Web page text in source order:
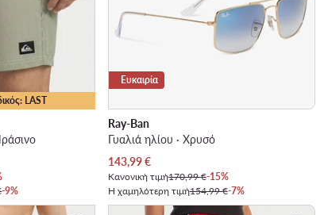
LAST
-9%
Ευκαιρία
Ray-Ban
Γυαλιά ηλίου · Χρυσό
Τρέχουσα τιμή
143,99€
Κανονική τιμή170,99 €-15%
Η χαμηλότερη τιμή154,99 €-7%